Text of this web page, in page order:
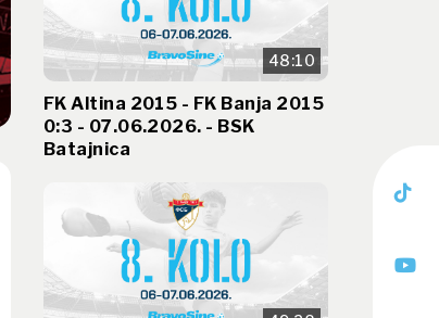
48:10
FK Altina 2015 - FK Banja 2015
0:3 - 07.06.2026. - BSK
Batajnica